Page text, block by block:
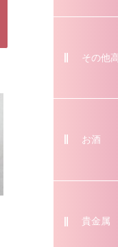
その他
お酒
貴金属